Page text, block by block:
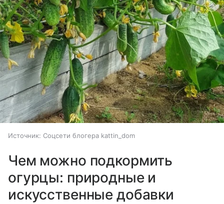
Источник: Соцсети блогера kattin_dom
Чем можно подкормить
огурцы: природные и
искусственные добавки